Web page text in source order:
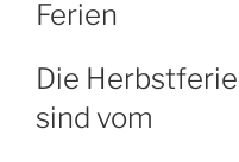
Ferien
Die
sind vom